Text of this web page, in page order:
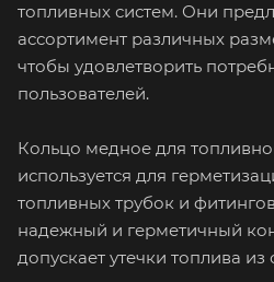
топливных систем. Они
ассортимент различных
чтобы удовлетворить
пользователей.
Кольцо медное для
используется для
топливных трубок и
надежный и герметичный
допускает утечки топлива из